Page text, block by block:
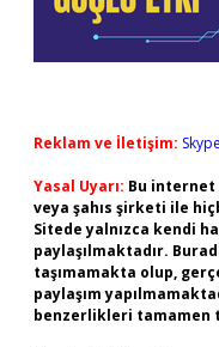
Reklam ve İletişim:
Yasal Uyarı: Bu
veya şahıs şirketi ile
Sitede yalnızca kendi
paylaşılmaktadır.
taşımamakta olup,
paylaşım
benzerlikleri tamamen